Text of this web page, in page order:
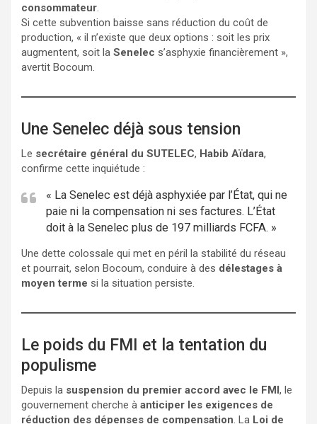
consommateur.
Si cette subvention baisse sans réduction du coût de
production, « il n’existe que deux options : soit les prix
augmentent, soit la Senelec s’asphyxie financièrement »,
avertit Bocoum.
Une Senelec déjà sous tension
Le secrétaire général du SUTELEC, Habib Aïdara,
confirme cette inquiétude :
« La Senelec est déjà asphyxiée par l’État, qui ne
paie ni la compensation ni ses factures. L’État
doit à la Senelec plus de 197 milliards FCFA. »
Une dette colossale qui met en péril la stabilité du réseau
et pourrait, selon Bocoum, conduire à des délestages à
moyen terme si la situation persiste.
Le poids du FMI et la tentation du
populisme
Depuis la suspension du premier accord avec le FMI, le
gouvernement cherche à anticiper les exigences de
réduction des dépenses de compensation. La Loi de